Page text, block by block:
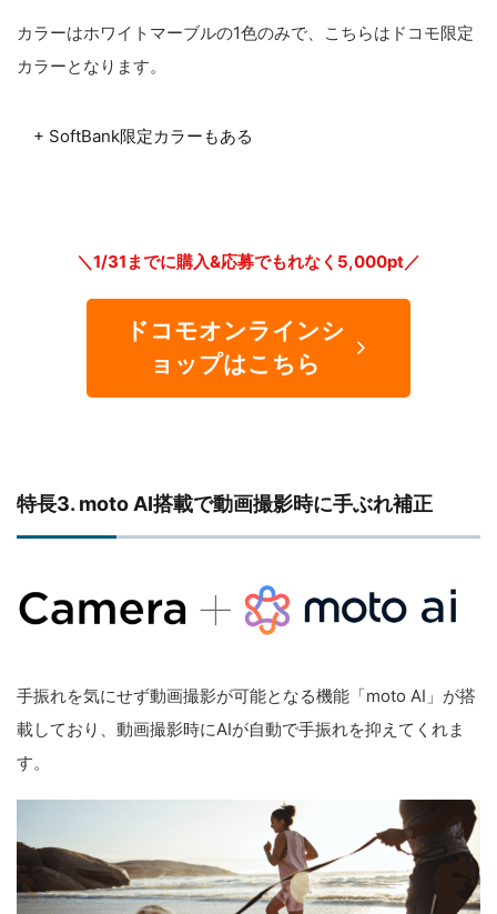
カラーはホワイトマーブルの1色のみで、こちらはドコモ限定
カラーとなります。
+ SoftBank限定カラーもある
＼1/31までに購入&応募でもれなく5,000pt／
ドコモオンラインシ
ョップはこちら
特長3. moto AI搭載で動画撮影時に手ぶれ補正
手振れを気にせず動画撮影が可能となる機能「moto AI」が搭
載しており、動画撮影時にAIが自動で手振れを抑えてくれま
す。